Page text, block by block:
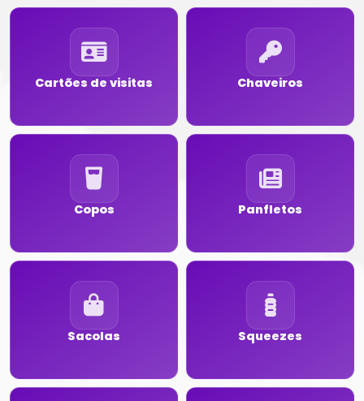
Cartões de visitas Chaveiros
Copos Panfletos
Sacolas Squeezes